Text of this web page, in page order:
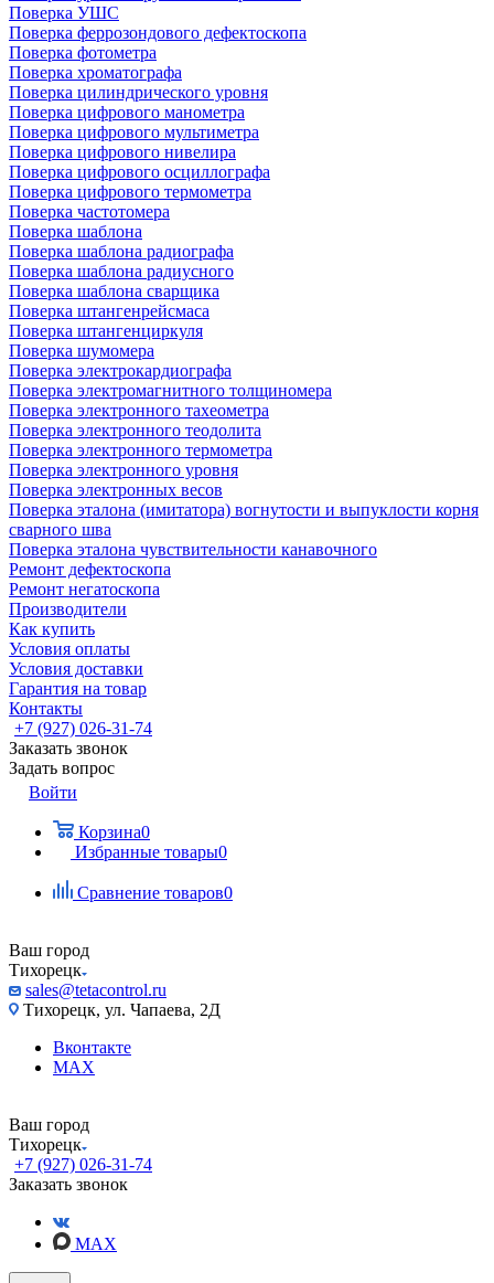
Поверка УШС
Поверка феррозондового дефектоскопа
Поверка фотометра
Поверка хроматографа
Поверка цилиндрического уровня
Поверка цифрового манометра
Поверка цифрового мультиметра
Поверка цифрового нивелира
Поверка цифрового осциллографа
Поверка цифрового термометра
Поверка частотомера
Поверка шаблона
Поверка шаблона радиографа
Поверка шаблона радиусного
Поверка шаблона сварщика
Поверка штангенрейсмаса
Поверка штангенциркуля
Поверка шумомера
Поверка электрокардиографа
Поверка электромагнитного толщиномера
Поверка электронного тахеометра
Поверка электронного теодолита
Поверка электронного термометра
Поверка электронного уровня
Поверка электронных весов
Поверка эталона (имитатора) вогнутости и выпуклости корня
сварного шва
Поверка эталона чувствительности канавочного
Ремонт дефектоскопа
Ремонт негатоскопа
Производители
Как купить
Условия оплаты
Условия доставки
Гарантия на товар
Контакты
+7 (927) 026-31-74
Заказать звонок
Задать вопрос
Войти
Корзина0
Избранные товары0
Сравнение товаров0
Ваш город
Тихорецк
sales@tetacontrol.ru
Тихорецк, ул. Чапаева, 2Д
Вконтакте
MAX
Ваш город
Тихорецк
+7 (927) 026-31-74
Заказать звонок
MAX